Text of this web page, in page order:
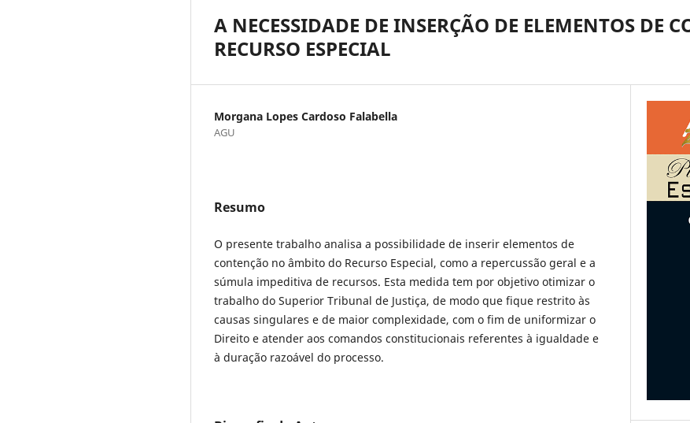
A NECESSIDADE DE INSERÇÃO DE ELEMENTOS DE
RECURSO ESPECIAL
Morgana Lopes Cardoso Falabella
AGU
Resumo
O presente trabalho analisa a possibilidade de inserir elementos de
contenção no âmbito do Recurso Especial, como a repercussão geral e a
súmula impeditiva de recursos. Esta medida tem por objetivo otimizar o
trabalho do Superior Tribunal de Justiça, de modo que fique restrito às
causas singulares e de maior complexidade, com o fim de uniformizar o
Direito e atender aos comandos constitucionais referentes à igualdade e
à duração razoável do processo.